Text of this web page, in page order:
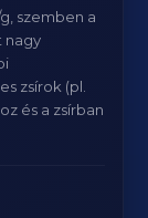
szemben a
nagy
zsírok (pl.
és a zsírban